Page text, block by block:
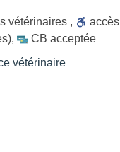
vétérinaires , accès
,
CB acceptée
vétérinaire